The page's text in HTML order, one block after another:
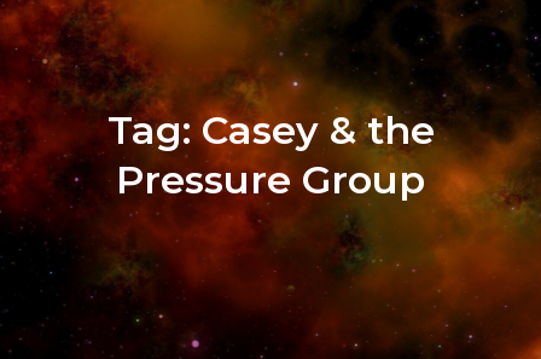
Tag:Casey & the
Pressure Group